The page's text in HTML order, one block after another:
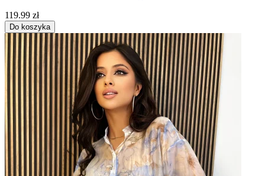
119.99 zł
Do koszyka